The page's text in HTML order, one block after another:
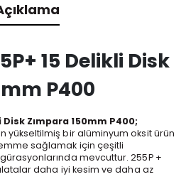
15 Delikli Disk
P400
Disk Zımpara 150mm P400;
yükseltilmiş bir alüminyum oksit ürün
sağlamak için çeşitli
mevcuttur. 255P +
daha iyi kesim ve daha az